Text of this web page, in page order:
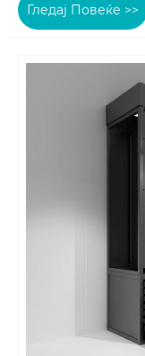
Гледај Повеќе >>